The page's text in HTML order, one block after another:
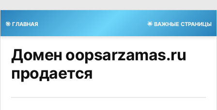
🎯 ГЛАВНАЯ 🌟 ВАЖНЫЕ СТРАНИЦЫ
Домен oopsarzamas.ru
продается